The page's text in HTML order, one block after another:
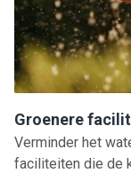
Groenere
Verminder het
faciliteiten die de